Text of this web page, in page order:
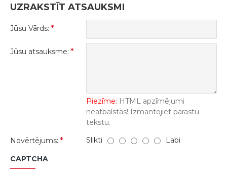
UZRAKSTĪT ATSAUKSMI
Jūsu Vārds:
Jūsu atsauksme:
Piezīme: HTML apzīmējumi
neatbalstās! Izmantojiet parastu
tekstu.
Novērtējums:
Slikti Labi
CAPTCHA